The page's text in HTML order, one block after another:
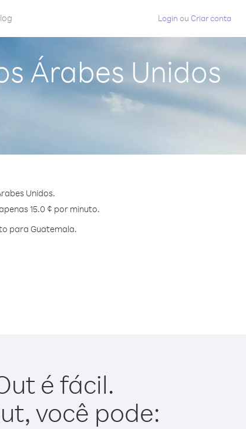
Login ou Criar conta
Árabes Unidos
Unidos.
15.0 ¢ por minuto.
para Guatemala.
é fácil.
você pode: